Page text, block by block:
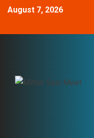
August 7, 2026